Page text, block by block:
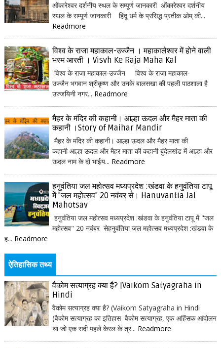
ओंकारेश्वर दर्शनीय स्थल के सम्पूर्ण जानकारी ओंकारेश्वर दर्शनीय
स्थल के सम्पूर्ण जानकारी हिंदू धर्म के प्रसिद्ध प्रतीक ओम् की...
Readmore
विश्व के राजा महाकाल-उज्जैन । महाकालेश्वर में होने वाली
भस्म आरती । Visvh Ke Raja Maha Kal
विश्व के राजा महाकाल-उज्जैन विश्व के राजा महाकाल-
उज्जैन भगवान श्रीकृष्ण और उनके बालसखा की पहली पाठशाला है
उज्जयिनी नगर... Readmore
मैहर के मंदिर की कहानी। आल्हा ऊदल और मैहर माता की
कहानी ।Story of Maihar Mandir
मैहर के मंदिर की कहानी। आल्हा ऊदल और मैहर माता की
कहानी आल्हा ऊदल और मैहर माता की कहानी बुंदेलखंड में आल्हा और
ऊदल नाम के दो भाईय... Readmore
हनुवंतिया जल महोत्सव मध्यप्रदेश :खंडवा के हनुवंतिया टापू
में "जल महोत्सव" 20 नवंबर से। Hanuvantia Jal
Mahotsav
हनुवंतिया जल महोत्सव मध्यप्रदेश :खंडवा के हनुवंतिया टापू में "जल
महोत्सव" 20 नवंबर सेहनुवंतिया जल महोत्सव मध्यप्रदेश :खंडवा के
ह... Readmore
ऐतिहासिक तथ्य
वैकोम सत्याग्रह क्या है? |Vaikom Satyagraha in
Hindi
वैकोम सत्याग्रह क्या है? (Vaikom Satyagraha in Hindi
)वैकोम सत्याग्रह का इतिहास वैकोम सत्याग्रह, एक अहिंसक आंदोलन
था जो एक सदी पहले केरल के त्र... Readmore